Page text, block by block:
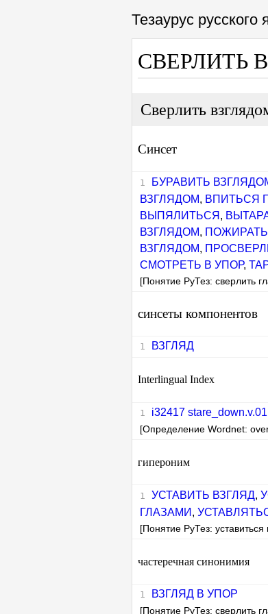
Тезаурус
СВЕРЛИТЬ
Сверлить
Синсет
БУРАВИТЬ
ВЗГЛЯДОМ, ВПИТЬСЯ
ВЫПЯЛИТЬСЯ ,
ВЗГЛЯДОМ,
ВЗГЛЯДОМ,
СМОТРЕТЬ В УПОР,
[Понятие РуТез: сверлить
синсеты компонентов
ВЗГЛЯД
Interlingual Index
i32417
[Определение Wordnet:
гипероним
УСТАВИТЬ ВЗГЛЯД,
ГЛАЗАМИ ,
[Понятие РуТез: уставиться
частеречная синонимия
ВЗГЛЯД В УПОР
[Понятие РуТез: сверлить